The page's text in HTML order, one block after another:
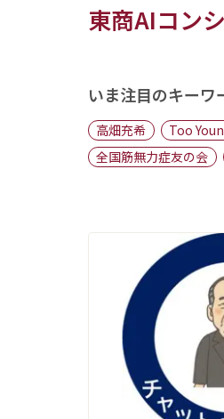
お知らせ
東商AIコン
いま注目のキーワ
高畑充希 Too
全国筋無力症友の会